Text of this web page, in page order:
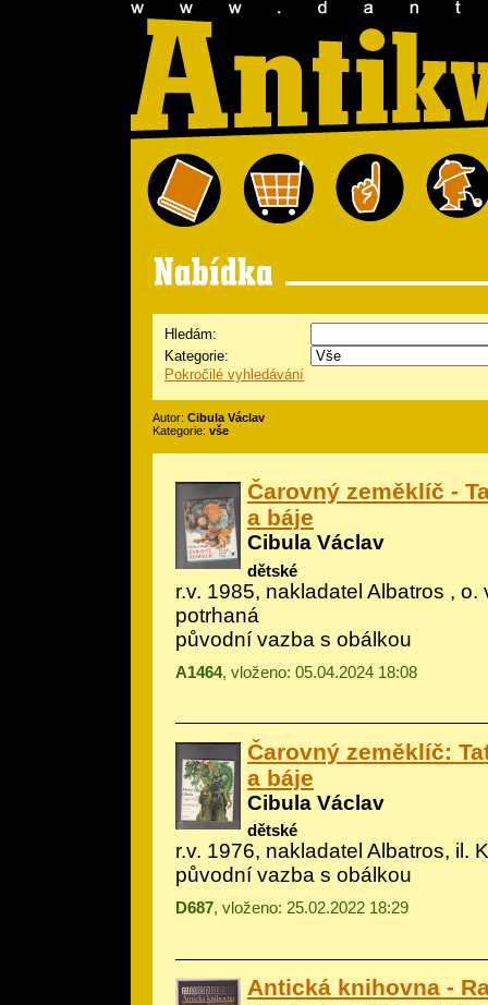
Hledám:
Kategorie:
Pokročilé vyhledávání
Autor: Cibula Václav
Kategorie: vše
Čarovný zeměklíč -
a báje
Cibula Václav
dětské
r.v. 1985, nakladatel Albatros , o.
potrhaná
původní vazba s obálkou
A1464, vloženo: 05.04.2024 18:08
Čarovný zeměklíč:
a báje
Cibula Václav
dětské
r.v. 1976, nakladatel Albatros, il.
původní vazba s obálkou
D687, vloženo: 25.02.2022 18:29
Antická knihovna -